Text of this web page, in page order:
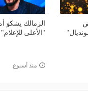
الزمالك يشكو
"الأعلى للإعلام"
منذ أسبوع